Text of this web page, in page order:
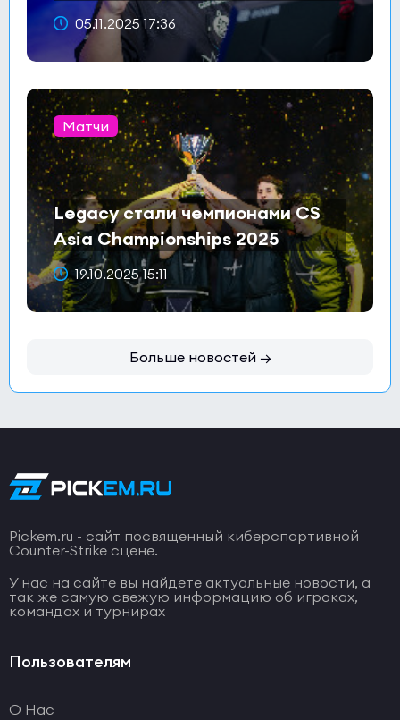
05.11.2025 17:36
Матчи
Legacy стали чемпионами CS
Asia Championships 2025
19.10.2025 15:11
Больше новостей →
Pickem.ru - сайт посвященный киберспортивной
Counter-Strike сцене.
У нас на сайте вы найдете актуальные новости, а
так же самую свежую информацию об игроках,
командах и турнирах
Пользователям
О Нас